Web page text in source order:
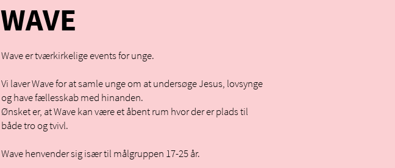
WAVE
Wave er tværkirkelige events for unge.
Vi laver Wave for at samle unge om at undersøge Jesus, lovsynge
og have fællesskab med hinanden.
Ønsket er, at Wave kan være et åbent rum hvor der er plads til
både tro og tvivl.
Wave henvender sig især til målgruppen 17-25 år.